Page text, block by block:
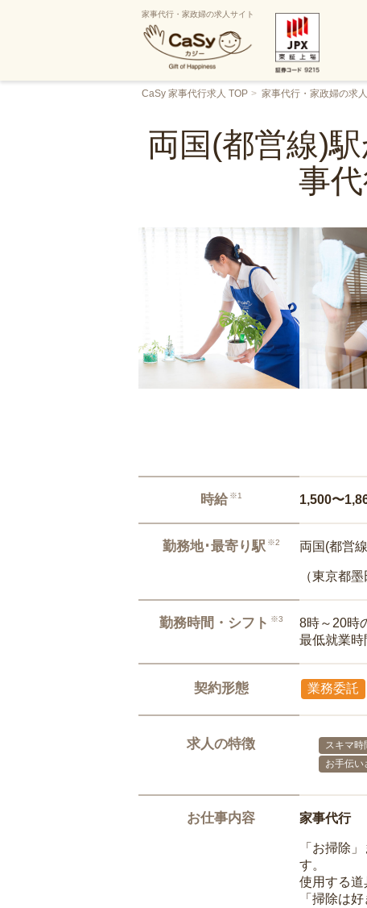
家事代行・家政婦の求人サイト
CaSy 家事代行求人 TOP 家事代行・家政婦の求
両国(都営線)
事
時給 ※1 1,500〜
勤務地･最寄り駅 ※2 両国(都営
（東京都
勤務時間・シフト ※3
8時～20時
最低就業時
契約形態 業務委託
求人の特徴 スキマ時
お手伝い
お仕事内容 家事代行
「お掃除
す。
使用する道
「掃除は